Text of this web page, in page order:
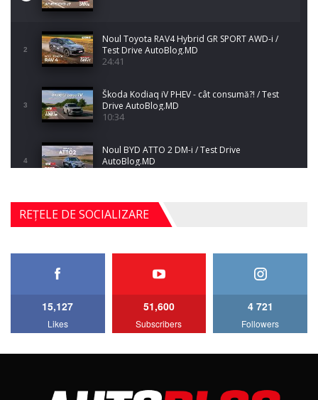
2
Noul Toyota RAV4 Hybrid GR SPORT AWD-i /
Test Drive AutoBlog.MD
24:41
3
Škoda Kodiaq iV PHEV - cât consumă?! / Test
Drive AutoBlog.MD
10:34
4
Noul BYD ATTO 2 DM-i / Test Drive
AutoBlog.MD
5
Noul Mercedes-Benz S-Class facelift (S 580
4MATIC V223) / Test Drive AutoBlog.MD
27:33
AutoBlog.MD
15:08
REȚELE DE SOCIALIZARE
15,127
Likes
51,600
Subscribers
4 721
Followers